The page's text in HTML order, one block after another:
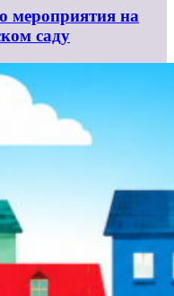
мероприятия на
саду